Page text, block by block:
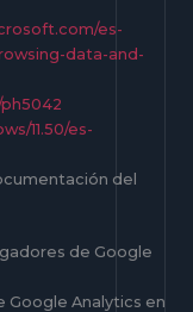
es-
data-and-
11.50/es-
del
de Google
Google Analytics en